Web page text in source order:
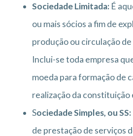
Sociedade Limitada: É
ou mais sócios a fim de
produção ou circulação
Inclui-se toda empresa
moeda para formação de
realização da constituição
Sociedade Simples, ou SS:
de prestação de serviços